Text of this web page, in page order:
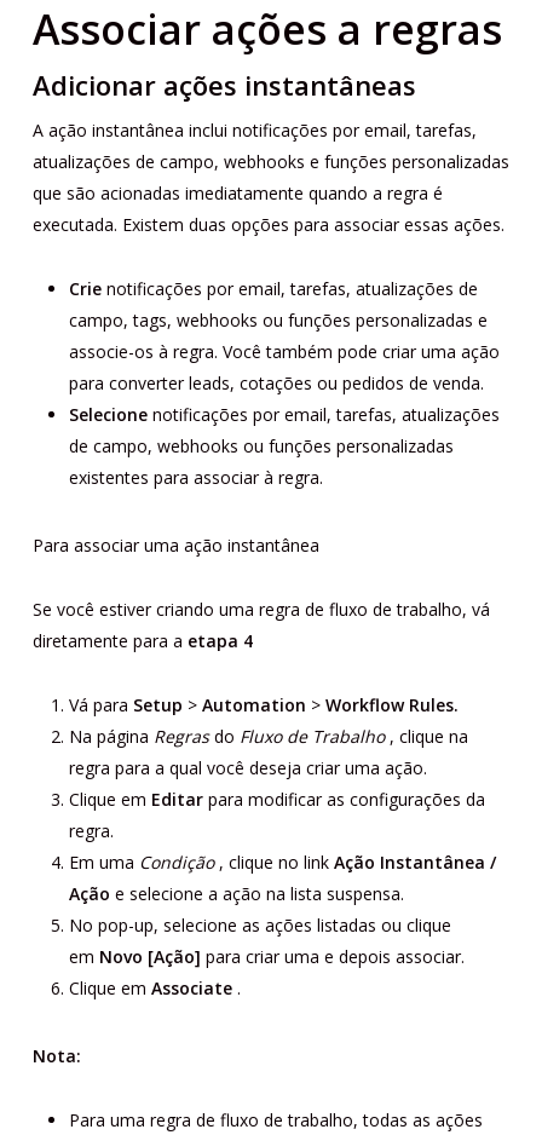
Associar ações a regras
Adicionar ações instantâneas
A ação instantânea inclui notificações por email, tarefas,
atualizações de campo, webhooks e funções personalizadas
que são acionadas imediatamente quando a regra é
executada. Existem duas opções para associar essas ações.
Crienotificações por email, tarefas, atualizações de
campo, tags, webhooks ou funções personalizadas e
associe-os à regra. Você também pode criar uma ação
para converter leads, cotações ou pedidos de venda.
Selecionenotificações por email, tarefas, atualizações
de campo, webhooks ou funções personalizadas
existentes para associar à regra.
Para associar uma ação instantânea
Se você estiver criando uma regra de fluxo de trabalho, vá
diretamente para a etapa 4
Vá para Setup > Automation > Workflow Rules.
Na página Regrasdo Fluxo de Trabalho, clique na
regra para a qual você deseja criar uma ação.
Clique em Editarpara modificar as configurações da
regra.
Em uma Condição, clique no link Ação Instantânea /
Ação e selecione a ação na lista suspensa.
No pop-up, selecione as ações listadas ou clique
em Novo [Ação] para criar uma e depois associar.
Clique em Associate.
Nota:
Para uma regra de fluxo de trabalho, todas as ações